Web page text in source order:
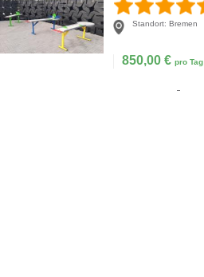
Standort: Bremen
850,00 € pro Tag